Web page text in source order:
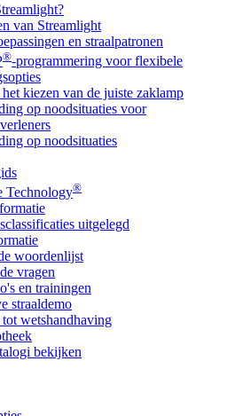
van Streamlight
en straalpatronen
®-programmering voor flexibele
kiezen van de juiste zaklamp
op noodsituaties voor
op noodsituaties
Technology®
uitgelegd
woordenlijst
vragen
en trainingen
straaldemo
wetshandhaving
bekijken